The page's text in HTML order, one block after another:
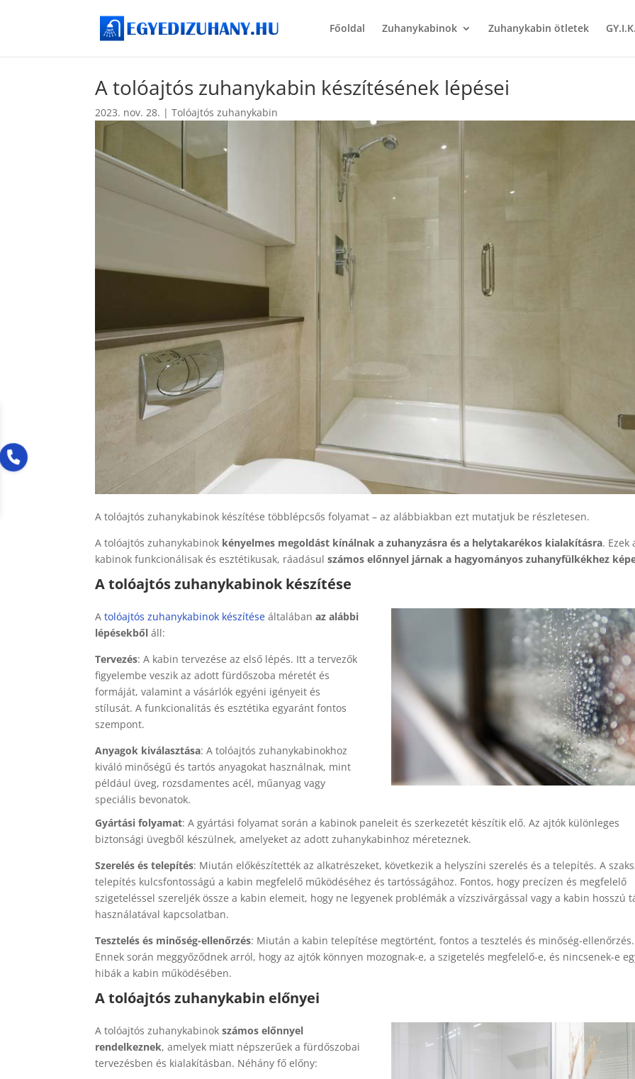
Főoldal Zuhanykabinok Zuhanykabin ötletek GY.I.K.
A tolóajtós zuhanykabin készítésének lépései
2023. nov. 28. |Tolóajtós zuhanykabin
A tolóajtós zuhanykabinok készítése többlépcsős folyamat – az alábbiakban ezt mutatjuk be részletesen.
A tolóajtós zuhanykabinok kényelmes megoldást kínálnak a zuhanyzásra és a helytakarékos kialakításra. Ezek
kabinok funkcionálisak és esztétikusak, ráadásulszámos előnnyel járnak a hagyományos zuhanyfülkékhez
A tolóajtós zuhanykabinok készítése
Atolóajtós zuhanykabinok készítése általábanaz alábbi
lépésekbőláll:
Tervezés: A kabin tervezése az első lépés. Itt a tervezők
figyelembe veszik az adott fürdőszoba méretét és
formáját, valamint a vásárlók egyéni igényeit és
stílusát. A funkcionalitás és esztétika egyaránt fontos
szempont.
Anyagok kiválasztása: A tolóajtós zuhanykabinokhoz
kiváló minőségű és tartós anyagokat használnak, mint
például üveg, rozsdamentes acél, műanyag vagy
speciális bevonatok.
Gyártási folyamat: A gyártási folyamat során a kabinok paneleit és szerkezetét készítik elő. Az ajtók különleges
biztonsági üvegből készülnek, amelyeket az adott zuhanykabinhoz méreteznek.
Szerelés és telepítés: Miután előkészítették az alkatrészeket, következik a helyszíni szerelés és a telepítés. A
telepítés kulcsfontosságú a kabin megfelelő működéséhez és tartósságához. Fontos, hogy precízen és megfelelő
szigeteléssel szereljék össze a kabin elemeit, hogy ne legyenek problémák a vízszivárgással vagy a kabin hosszú
használatával kapcsolatban.
Tesztelés és minőség-ellenőrzés: Miután a kabin telepítése megtörtént, fontos a tesztelés és minőség-ellenőrzés.
Ennek során meggyőződnek arról, hogy az ajtók könnyen mozognak-e, a szigetelés megfelelő-e, és nincsenek-e
hibák a kabin működésében.
A tolóajtós zuhanykabin előnyei
A tolóajtós zuhanykabinokszámos előnnyel
rendelkeznek, amelyek miatt népszerűek a fürdőszobai
tervezésben és kialakításban. Néhány fő előny: